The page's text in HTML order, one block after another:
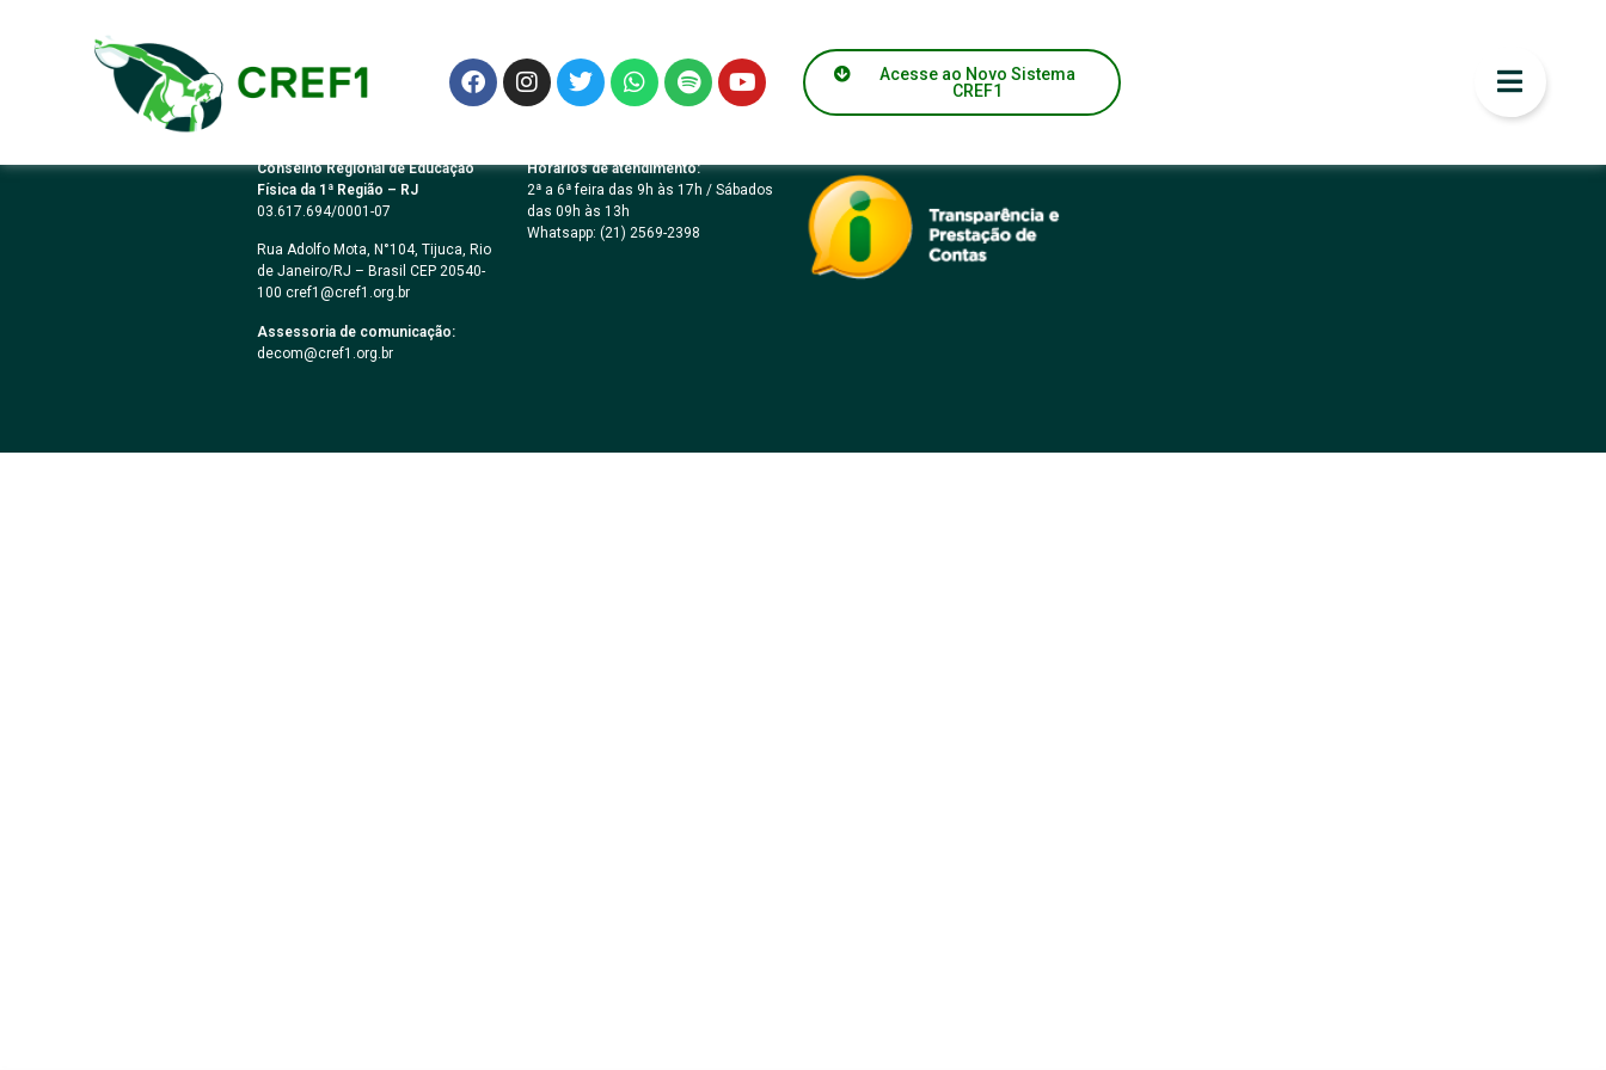
Acesse ao Novo Sistema
CREF1
PREGÃO ELETRÔNICO Nº 010/2022 – MENOR PREÇO
Conselho Regional de Educação
Física da 1ª Região – RJ
03.617.694/0001-07
Rua Adolfo Mota, N°104, Tijuca, Rio
de Janeiro/RJ – Brasil CEP 20540-
100 cref1@cref1.org.br
Assessoria de comunicação:
decom@cref1.org.br
Horários de atendimento:
2ª a 6ª feira das 9h às 17h / Sábados
das 09h às 13h
Whatsapp: (21) 2569-2398